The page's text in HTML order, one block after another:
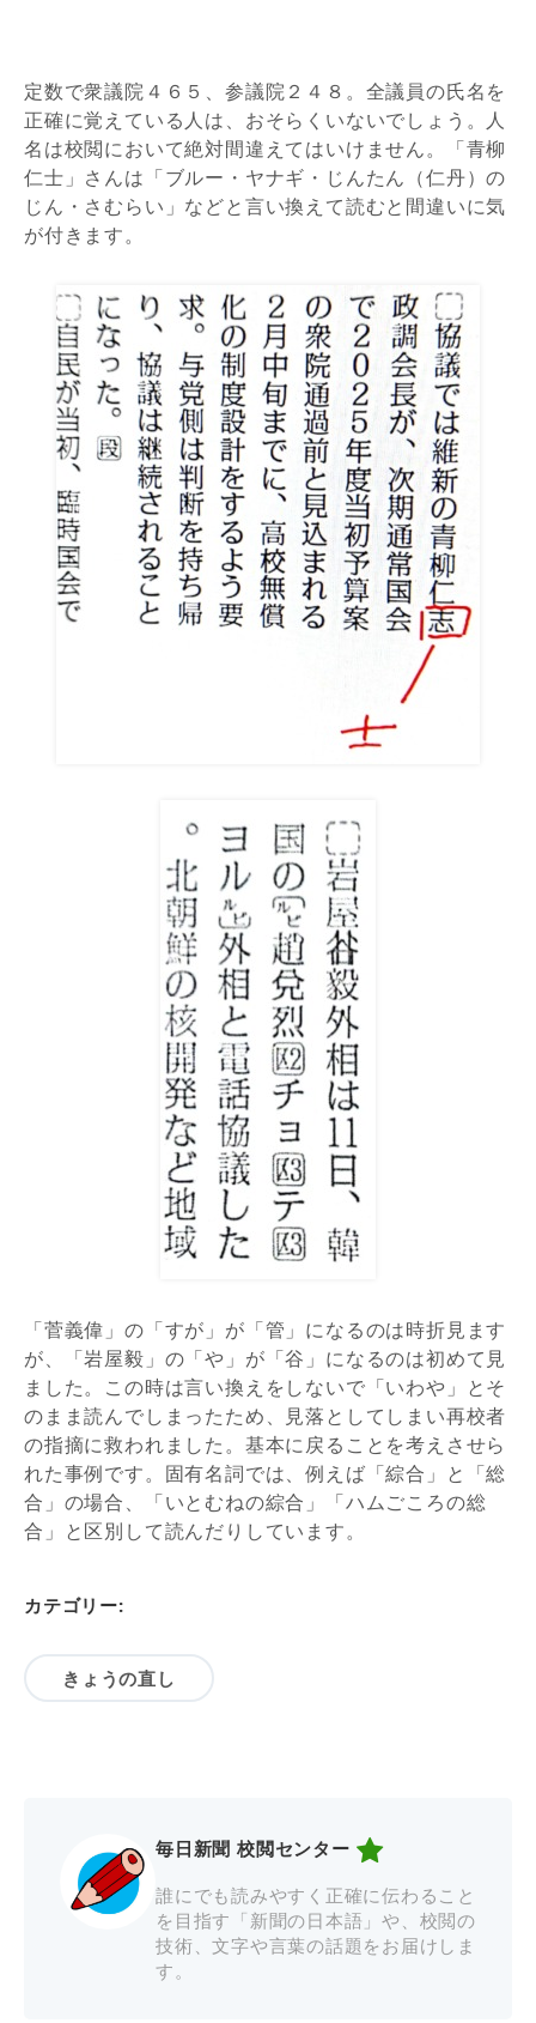
定数で衆議院４６５、参議院２４８。 全議員の氏名を
正確に覚えている人は、おそらくいないでしょう。 人
名は校閲において絶対間違えてはいけません。「青柳
仁士 」さんは「ブルー・ヤナギ・じんたん（仁丹）の
じん・ さむらい 」などと言い換えて読むと間違いに気
が付きます。
「菅義偉」の「すが」が「管」になるのは時折見 ます
が、
「岩屋毅」 の「や」が「谷」になるのは初めて見
ました。この時は言い換えを しないで 「いわや」とそ
のまま読んでしまったため、 見落としてしまい再校者
の指摘に救われました。 基本に戻ることを考えさせら
れた事例です。 固有名詞では、例えば「綜合」と「総
合」の場合、「いとむねの綜合」「ハムごこ ろの総
合」と区別して読んだりしています。
カテゴリー:
きょうの直し
毎日新聞 校閲センター
誰にでも読みやすく正確に伝わること
を目指す「新聞の日本語」や、校閲の
技術、文字や言葉の話題をお届けしま
す。